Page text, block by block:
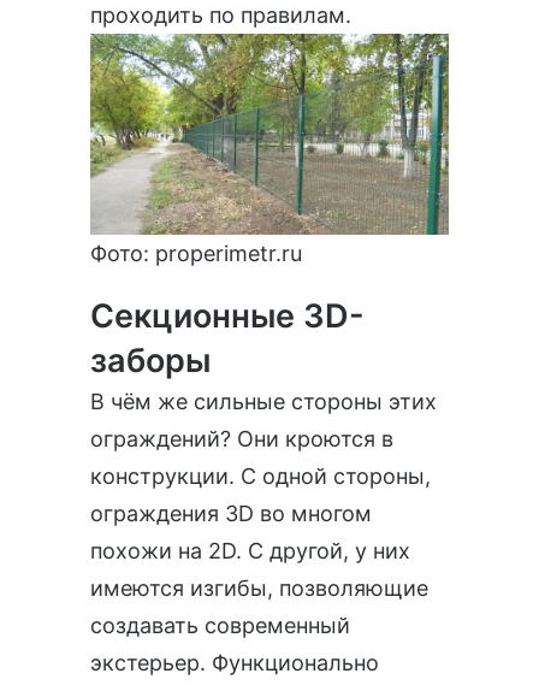
проходить по правилам.
Фото: properimetr.ru
Секционные 3D-
заборы
В чём же сильные стороны этих
ограждений? Они кроются в
конструкции. С одной стороны,
ограждения 3D во многом
похожи на 2D. С другой, у них
имеются изгибы, позволяющие
создавать современный
экстерьер. Функционально